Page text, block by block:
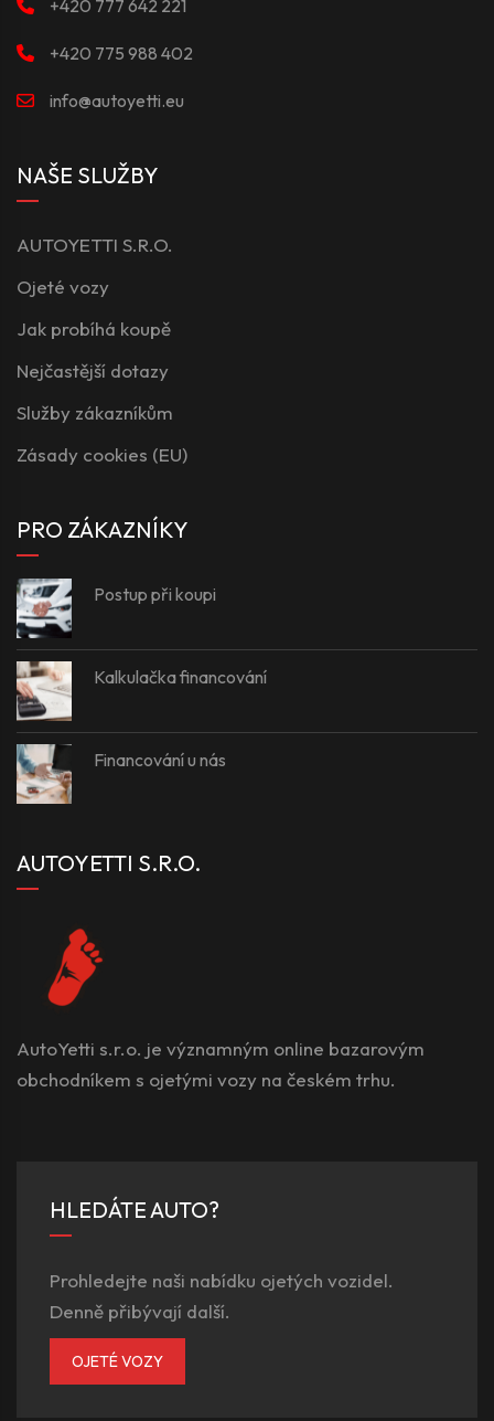
+420 777 642 221
+420 775 988 402
info@autoyetti.eu
NAŠE SLUŽBY
AUTOYETTI S.R.O.
Ojeté vozy
Jak probíhá koupě
Nejčastější dotazy
Služby zákazníkům
Zásady cookies (EU)
PRO ZÁKAZNÍKY
Postup při koupi
Kalkulačka financování
Financování u nás
AUTOYETTI S.R.O.
AutoYetti s.r.o. je významným online bazarovým
obchodníkem s ojetými vozy na českém trhu.
HLEDÁTE AUTO?
Prohledejte naši nabídku ojetých vozidel.
Denně přibývají další.
OJETÉ VOZY